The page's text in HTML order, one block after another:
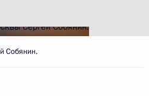
Собянин.